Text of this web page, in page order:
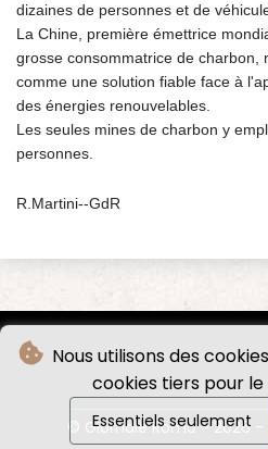
Nous utilisons des
cookies tiers pour
Essentiels seulement
dizaines de personnes et de
La Chine, première émettrice
grosse consommatrice de charbon,
comme une solution fiable face à
des énergies renouvelables.
Les seules mines de charbon y
personnes.
R.Martini--GdR
© Giornale Roma - 2026 -